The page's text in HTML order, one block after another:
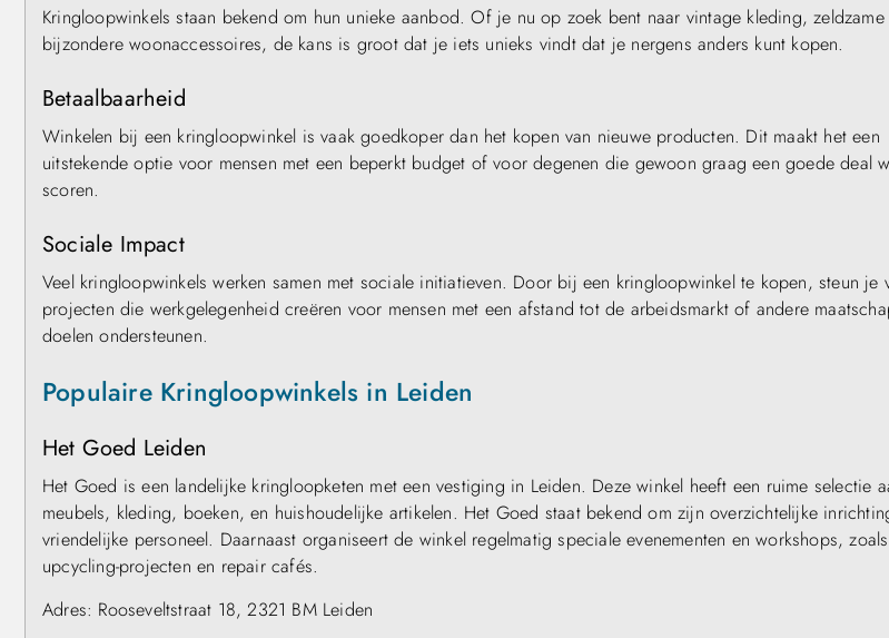
Kringloopwinkels staan bekend om hun unieke aanbod. Of je nu op zoek bent naar vintage kleding,
bijzondere woonaccessoires, de kans is groot dat je iets unieks vindt dat je nergens anders kunt kopen.
Betaalbaarheid
Winkelen bij een kringloopwinkel is vaak goedkoper dan het kopen van nieuwe producten. Dit maakt het een
uitstekende optie voor mensen met een beperkt budget of voor degenen die gewoon graag een goede deal
scoren.
Sociale Impact
Veel kringloopwinkels werken samen met sociale initiatieven. Door bij een kringloopwinkel te kopen, steun je
projecten die werkgelegenheid creëren voor mensen met een afstand tot de arbeidsmarkt of andere
doelen ondersteunen.
Populaire Kringloopwinkels in Leiden
Het Goed Leiden
Het Goed is een landelijke kringloopketen met een vestiging in Leiden. Deze winkel heeft een ruime selectie
meubels, kleding, boeken, en huishoudelijke artikelen. Het Goed staat bekend om zijn overzichtelijke
vriendelijke personeel. Daarnaast organiseert de winkel regelmatig speciale evenementen en workshops, zoals
upcycling-projecten en repair cafés.
Adres: Rooseveltstraat 18, 2321 BM Leiden